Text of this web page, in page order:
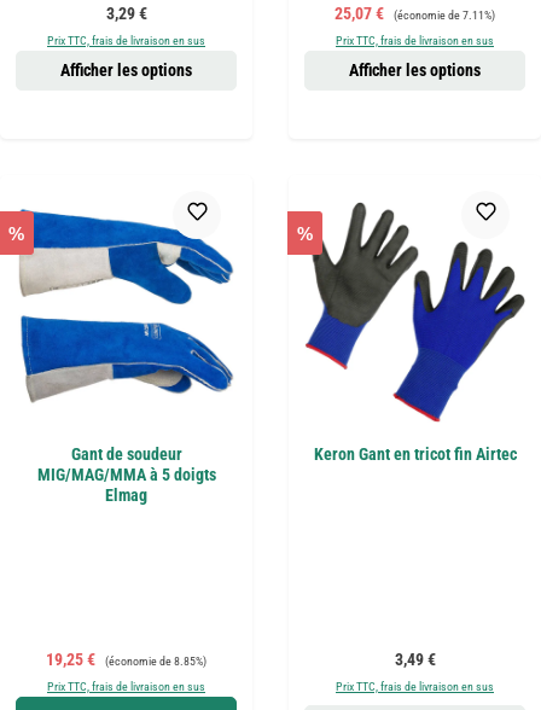
Prix régulier :
3,29 €
Prix TTC, frais de livraison en sus
Afficher les options
Prix de vente :
25,07 € Prix régulier :
(économie de 7.11%)
Prix TTC, frais de livraison en sus
Afficher les options
%
Gant de soudeur
MIG/MAG/MMA à 5 doigts
Elmag
Prix de vente :
19,25 € Prix régulier :
(économie de 8.85%)
Prix TTC, frais de livraison en sus
%
Keron Gant en tricot fin Airtec
Prix régulier :
3,49 €
Prix TTC, frais de livraison en sus